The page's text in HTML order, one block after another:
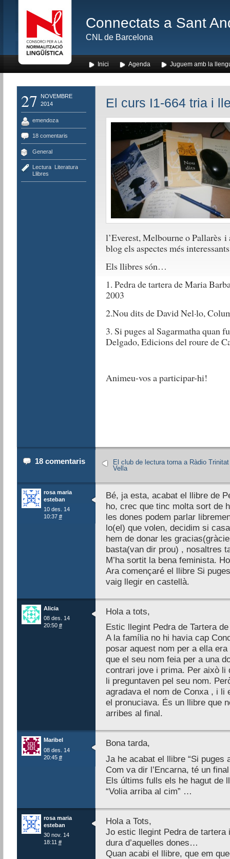
Connectats a Sant
CNL de Barcelona
Inici Agenda Juguem amb la
27
NOVEMBRE
2014
emendoza
18 comentaris
General
Lectura, Literatura,
Llibres
El curs I1-664 tria i
l’Everest, Melbourne o Pallarès
blog els aspectes més
Els llibres són…
1. Pedra de tartera de Maria
2003
2.Nou dits de David Nel·lo,
3. Si puges al Sagarmatha quan
Delgado, Edicions del roure de
Animeu-vos a participar-hi!
18 comentaris
El club de lectura torna a Ràdio Trinitat
Vella
rosa maria
esteban
10 des. 14
10:37 #
Bé, ja esta, acabat el llibre de
ho, crec que tinc molta sort de
les dones podem parlar
lo(el) que volen, decidim si
hem de donar les
basta(van dir prou) , nosaltres
M’ha sortit la bena feminista.
Ara començaré el llibre Si
vaig llegir en castellà.
Alicia
08 des. 14
20:50 #
Hola a tots,
Estic llegint Pedra de Tartera
A la família no hi havia cap
posar aquest nom per a ella
que el seu nom feia per a una
contrari jove i prima. Per això li
li preguntaven pel seu nom.
agradava el nom de Conxa , i li
el pronuciava. És un llibre que
arribes al final.
Maribel
08 des. 14
20:45 #
Bona tarda,
Ja he acabat el llibre “Si puges
Com va dir l’Encarna, té un
Els últims fulls els he hagut de
“Volia arriba al cim” …
rosa maria
esteban
30 nov. 14
18:11 #
Hola a Tots,
Jo estic llegint Pedra de tartera
dura d’aquelles dones…
Quan acabi el llibre, que em